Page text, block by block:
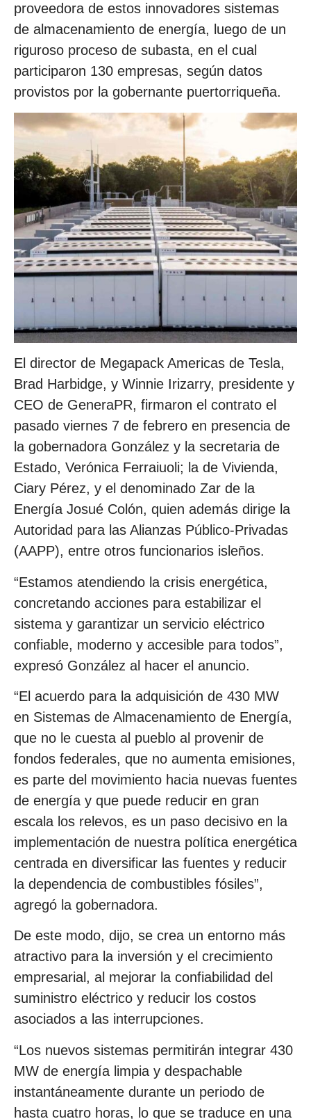
proveedora de estos innovadores sistemas
de almacenamiento de energía, luego de un
riguroso proceso de subasta, en el cual
participaron 130 empresas, según datos
provistos por la gobernante puertorriqueña.
El director de Megapack Americas de Tesla,
Brad Harbidge, y Winnie Irizarry, presidente y
CEO de GeneraPR, firmaron el contrato el
pasado viernes 7 de febrero en presencia de
la gobernadora González y la secretaria de
Estado, Verónica Ferraiuoli; la de Vivienda,
Ciary Pérez, y el denominado Zar de la
Energía Josué Colón, quien además dirige la
Autoridad para las Alianzas Público-Privadas
(AAPP), entre otros funcionarios isleños.
“Estamos atendiendo la crisis energética,
concretando acciones para estabilizar el
sistema y garantizar un servicio eléctrico
confiable, moderno y accesible para todos”,
expresó González al hacer el anuncio.
“El acuerdo para la adquisición de 430 MW
en Sistemas de Almacenamiento de Energía,
que no le cuesta al pueblo al provenir de
fondos federales, que no aumenta emisiones,
es parte del movimiento hacia nuevas fuentes
de energía y que puede reducir en gran
escala los relevos, es un paso decisivo en la
implementación de nuestra política energética
centrada en diversificar las fuentes y reducir
la dependencia de combustibles fósiles”,
agregó la gobernadora.
De este modo, dijo, se crea un entorno más
atractivo para la inversión y el crecimiento
empresarial, al mejorar la confiabilidad del
suministro eléctrico y reducir los costos
asociados a las interrupciones.
“Los nuevos sistemas permitirán integrar 430
MW de energía limpia y despachable
instantáneamente durante un periodo de
hasta cuatro horas, lo que se traduce en una